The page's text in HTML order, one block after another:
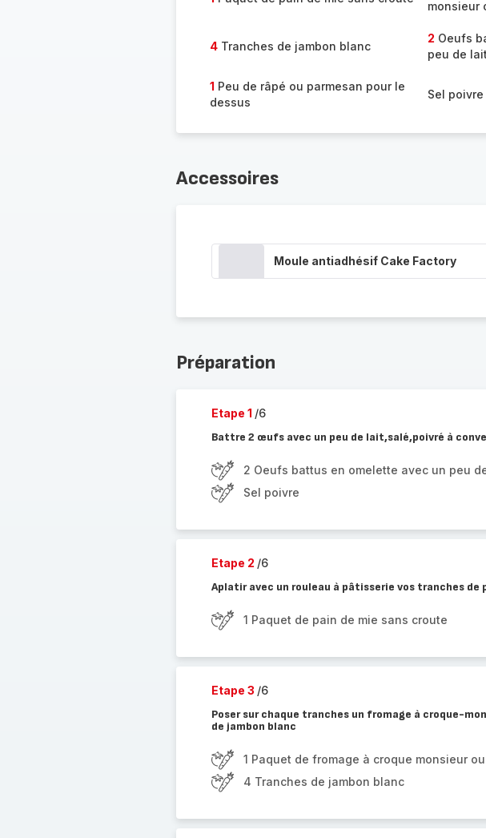
monsieur
4Tranches de jambon blanc
2 Oeufs
peu de lait
1 Peu de râpé ou parmesan pour le
dessus
Sel poivre
Accessoires
Moule antiadhésif Cake Factory
Préparation
Etape 1 /6
Battre 2 œufs avec un peu de lait,salé,poivré à
2 Oeufs battus en omelette avec un peu
Sel poivre
Etape 2 /6
Aplatir avec un rouleau à pâtisserie vos tranches de
1 Paquet de pain de mie sans croute
Etape 3 /6
Poser sur chaque tranches un fromage à croque-
de jambon blanc
1 Paquet de fromage à croque monsieur
4 Tranches de jambon blanc